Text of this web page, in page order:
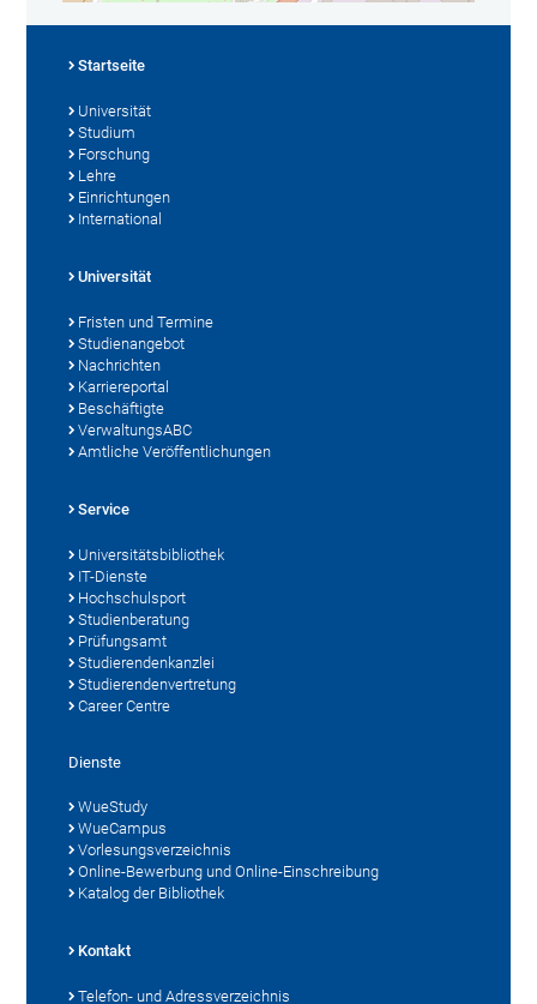
Startseite
Universität
Studium
Forschung
Lehre
Einrichtungen
International
Universität
Fristen und Termine
Studienangebot
Nachrichten
Karriereportal
Beschäftigte
VerwaltungsABC
Amtliche Veröffentlichungen
Service
Universitätsbibliothek
IT-Dienste
Hochschulsport
Studienberatung
Prüfungsamt
Studierendenkanzlei
Studierendenvertretung
Career Centre
Dienste
WueStudy
WueCampus
Vorlesungsverzeichnis
Online-Bewerbung und Online-Einschreibung
Katalog der Bibliothek
Kontakt
Telefon- und Adressverzeichnis